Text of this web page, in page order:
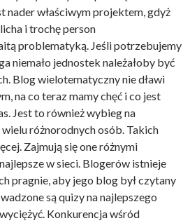
nader właściwym projektem, gdyż
i trochę person
problematyką. Jeśli potrzebujemy
niemało jednostek należałoby być
Blog wielotematyczny nie dławi
na co teraz mamy chęć i co jest
Jest to również wybieg na
różnorodnych osób. Takich
Zajmują się one różnymi
w sieci. Blogerów istnieje
pragnie, aby jego blog był czytany
są quizy na najlepszego
Konkurencja wśród